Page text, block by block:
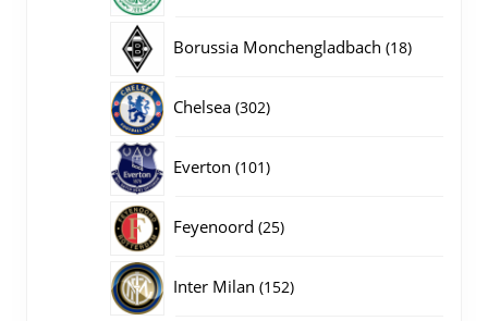
Borussia Monchengladbach 1818
Chelsea 302302
Everton 101101
Feyenoord 2525
Inter Milan 152152